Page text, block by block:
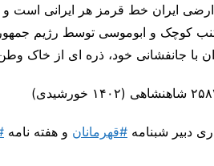
ایران خط قرمز هر ایرانی است و
کوچک و ابوموسی توسط رژیم
با جانفشانی خود، ذره ای از خاک
دبیر شبنامه #قهرمانان و هفته نامه